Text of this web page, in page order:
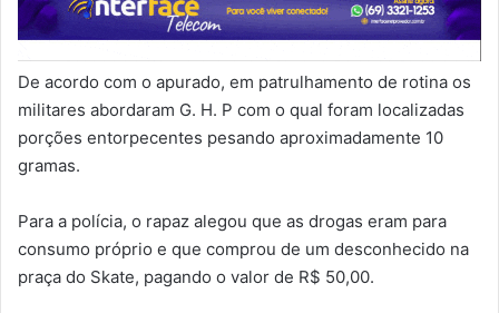
De acordo com o apurado, em patrulhamento de rotina os
militares abordaram G. H. P com o qual foram localizadas
porções entorpecentes pesando aproximadamente 10
gramas.
Para a polícia, o rapaz alegou que as drogas eram para
consumo próprio e que comprou de um desconhecido na
praça do Skate, pagando o valor de R$ 50,00.